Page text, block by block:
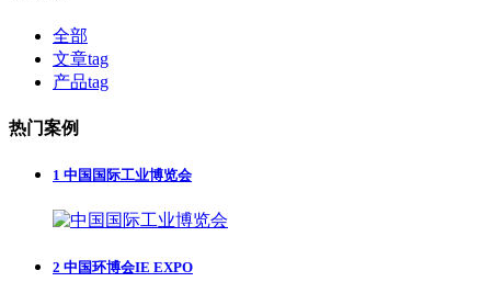
全部
文章tag
产品tag
热门案例
1 中国国际工业博览会
2 中国环博会IE EXPO